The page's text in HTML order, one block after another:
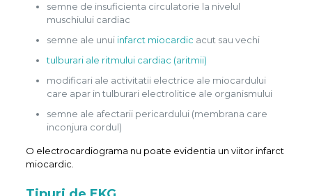
semne de insuficienta circulatorie la nivelul
muschiului cardiac
semne ale unui infarct miocardic acut sau vechi
tulburari ale ritmului cardiac (aritmii)
modificari ale activitatii electrice ale miocardului
care apar in tulburari electrolitice ale organismului
semne ale afectarii pericardului (membrana care
inconjura cordul)
O electrocardiograma nu poate evidentia un viitor infarct
miocardic.